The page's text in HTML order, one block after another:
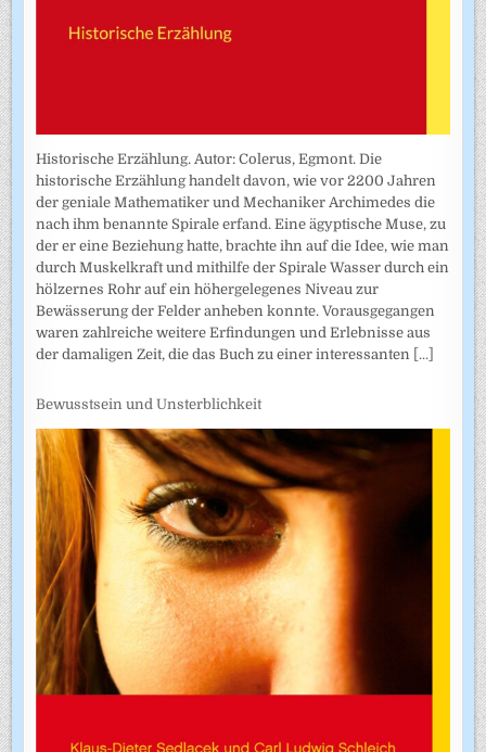
Historische Erzählung. Autor: Colerus, Egmont. Die
historische Erzählung handelt davon, wie vor 2200 Jahren
der geniale Mathematiker und Mechaniker Archimedes die
nach ihm benannte Spirale erfand. Eine ägyptische Muse, zu
der er eine Beziehung hatte, brachte ihn auf die Idee, wie man
durch Muskelkraft und mithilfe der Spirale Wasser durch ein
hölzernes Rohr auf ein höhergelegenes Niveau zur
Bewässerung der Felder anheben konnte. Vorausgegangen
waren zahlreiche weitere Erfindungen und Erlebnisse aus
der damaligen Zeit, die das Buch zu einer interessanten [...]
Bewusstsein und Unsterblichkeit